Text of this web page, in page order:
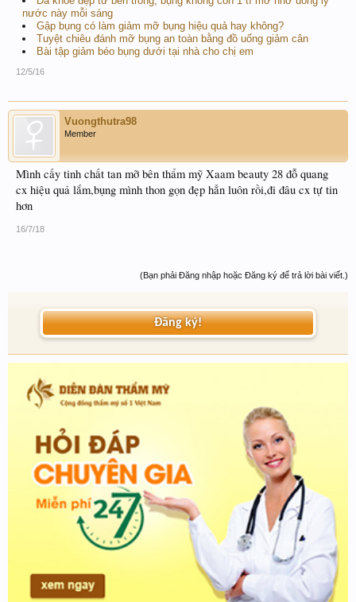
nước này mỗi sáng
Gập bụng có làm giảm mỡ bụng hiệu quả hay không?
Tuyệt chiêu đánh mỡ bụng an toàn bằng đồ uống giảm cân
Bài tập giảm béo bụng dưới tại nhà cho chị em
12/5/16
Vuongthutra98
Member
Mình cấy tinh chất tan mỡ bên thẩm mỹ Xaam beauty 28 đỗ quang
cx hiệu quả lắm,bụng mình thon gọn đẹp hẳn luôn rồi,đi đâu cx tự tin
hơn
16/7/18
(Bạn phải Đăng nhập hoặc Đăng ký để trả lời bài viết.)
Đăng ký!